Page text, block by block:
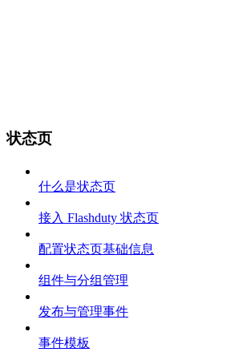
状态页
什么是状态页
接入 Flashduty 状态页
配置状态页基础信息
组件与分组管理
发布与管理事件
事件模板